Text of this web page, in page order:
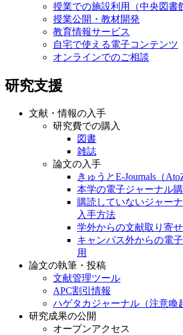
授業での施設利用（中央図書
授業公開・教材開発
教育情報サービス
自宅で使える電子コンテンツ
オンラインでのご相談
研究支援
文献・情報の入手
研究費での購入
図書
雑誌
論文の入手
きゅうとE-Journals（
本学の電子ジャーナル
購読していないジャー
入手方法
学外からの文献取り寄せ
キャンパス外からの電
用
論文の執筆・投稿
文献管理ツール
APC割引情報
ハゲタカジャーナル（注意喚
研究成果の公開
オープンアクセス